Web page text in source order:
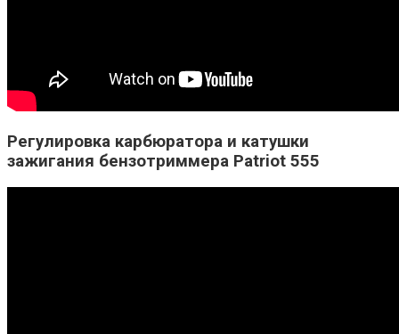
Регулировка карбюратора и катушки
зажигания бензотриммера Patriot 555